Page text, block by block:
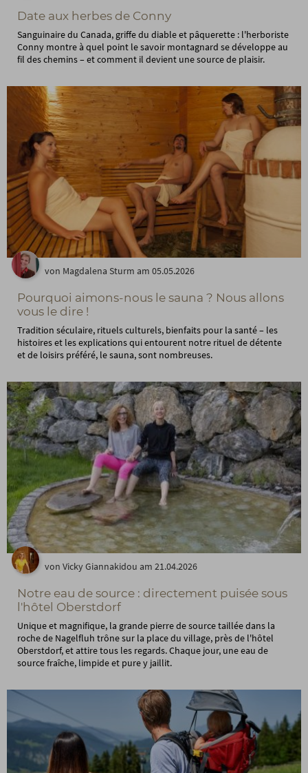
Date aux herbes de Conny
Sanguinaire du Canada, griffe du diable et pâquerette : l'herboriste
Conny montre à quel point le savoir montagnard se développe au
fil des chemins – et comment il devient une source de plaisir.
von Magdalena Sturm am 05.05.2026
Pourquoi aimons-nous le sauna ? Nous allons
vous le dire !
Tradition séculaire, rituels culturels, bienfaits pour la santé – les
histoires et les explications qui entourent notre rituel de détente
et de loisirs préféré, le sauna, sont nombreuses.
von Vicky Giannakidou am 21.04.2026
Notre eau de source : directement puisée sous
l'hôtel Oberstdorf
Unique et magnifique, la grande pierre de source taillée dans la
roche de Nagelfluh trône sur la place du village, près de l'hôtel
Oberstdorf, et attire tous les regards. Chaque jour, une eau de
source fraîche, limpide et pure y jaillit.